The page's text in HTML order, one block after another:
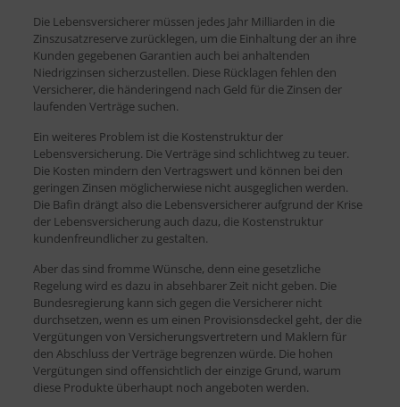
Die Lebensversicherer müssen jedes Jahr Milliarden in die
Zinszusatzreserve zurücklegen, um die Einhaltung der an ihre
Kunden gegebenen Garantien auch bei anhaltenden
Niedrigzinsen sicherzustellen. Diese Rücklagen fehlen den
Versicherer, die händeringend nach Geld für die Zinsen der
laufenden Verträge suchen.
Ein weiteres Problem ist die Kostenstruktur der
Lebensversicherung. Die Verträge sind schlichtweg zu teuer.
Die Kosten mindern den Vertragswert und können bei den
geringen Zinsen möglicherwiese nicht ausgeglichen werden.
Die Bafin drängt also die Lebensversicherer aufgrund der Krise
der Lebensversicherung auch dazu, die Kostenstruktur
kundenfreundlicher zu gestalten.
Aber das sind fromme Wünsche, denn eine gesetzliche
Regelung wird es dazu in absehbarer Zeit nicht geben. Die
Bundesregierung kann sich gegen die Versicherer nicht
durchsetzen, wenn es um einen Provisionsdeckel geht, der die
Vergütungen von Versicherungsvertretern und Maklern für
den Abschluss der Verträge begrenzen würde. Die hohen
Vergütungen sind offensichtlich der einzige Grund, warum
diese Produkte überhaupt noch angeboten werden.